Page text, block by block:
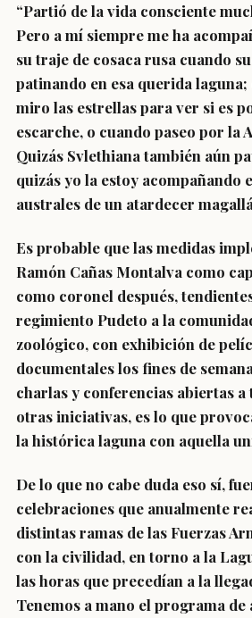
“Partió de la vida consciente
Pero a mí siempre me ha
su traje de cosaca rusa cuando
patinando en esa querida laguna;
miro las estrellas para ver si es
escarche, o cuando paseo por la
Quizás Svlethiana también aún
quizás yo la estoy acompañando
australes de un atardecer
Es probable que las medidas
Ramón Cañas Montalva como
como coronel después,
regimiento Pudeto a la
zoológico, con exhibición de
documentales los fines de
charlas y conferencias abiertas
otras iniciativas, es lo que
la histórica laguna con aquella
De lo que no cabe duda eso sí,
celebraciones que anualmente
distintas ramas de las Fuerzas
con la civilidad, en torno a la
las horas que precedían a la
Tenemos a mano el programa de